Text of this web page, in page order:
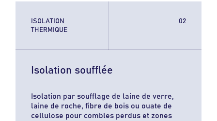
ISOLATION
THERMIQUE
Isolation soufflée
Isolation par soufflage de laine de verre,
laine de roche, fibre de bois ou ouate de
cellulose pour combles perdus et zones